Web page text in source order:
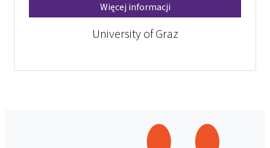
Więcej informacji
University of Graz